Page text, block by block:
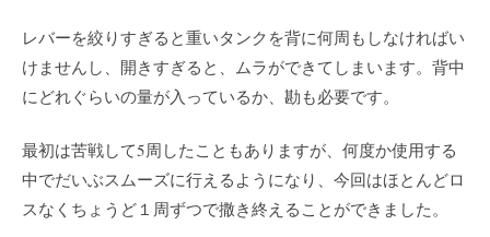
レバーを絞りすぎると重いタンクを背に何周もしなければい
けませんし、開きすぎると、ムラができてしまいます。背中
にどれぐらいの量が入っているか、勘も必要です。
最初は苦戦して5周したこともありますが、何度か使用する
中でだいぶスムーズに行えるようになり、今回はほとんどロ
スなくちょうど１周ずつで撒き終えることができました。